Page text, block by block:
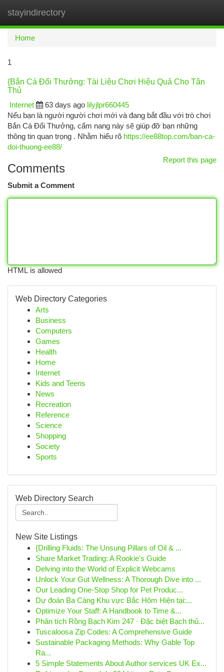
stayindirectory
Home
1
{Bắn Cá Đổi Thưởng: Tài Liệu Chơi Hiệu Quả Cho Tân
Thủ
Internet
63 days ago lilyjlpr660445
Nếu bạn là người người chơi mới và đang bắt đầu với trò chơi
Bắn Cá Đổi Thưởng, cẩm nang này sẽ giúp đỡ bạn những
thông tin quan trọng . Nhằm hiểu rõ https://ee88top.com/ban-ca-
doi-thuong-ee88/
Report this page
Comments
Submit a Comment
HTML is allowed
Web Directory Categories
Arts
Business
Computers
Games
Health
Home
Internet
Kids and Teens
News
Recreation
Reference
Science
Shopping
Society
Sports
Web Directory Search
New Site Listings
{Drilling Fluids: The Unsung Pillars of Oil & ...
Share Market Trading: A Rookie's Guide
Delving into the World of Explicit Webcams
Unlock Your Gut Wellness: A Thorough Dive into ...
Our Leading One-Stop Shop for Pet Produc...
Dự đoán Ba Càng Khu vực Bắc Hôm Hiện tại:...
Optimize Your Staff: A Handbook to Time &...
Phân tích Rồng Bạch Kim 247 · Đặc biệt Bạch thủ...
Tuscaloosa Zip Codes: A Comprehensive Guide
Sustainable Packaging Methods: Why Gable Top
Ra...
5 Simple Statements About Author services UK Ex...